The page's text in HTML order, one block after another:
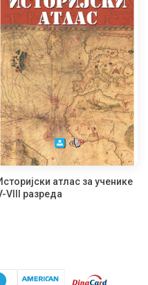
атлас за ученике
VIII разреда